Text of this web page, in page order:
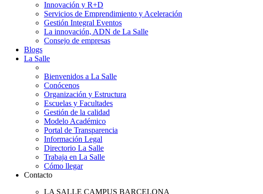
Innovación y R+D
Servicios de Emprendimiento y Aceleración
Gestión Integral Eventos
La innovación, ADN de La Salle
Consejo de empresas
Blogs
La Salle
Bienvenidos a La Salle
Conócenos
Organización y Estructura
Escuelas y Facultades
Gestión de la calidad
Modelo Académico
Portal de Transparencia
Información Legal
Directorio La Salle
Trabaja en La Salle
Cómo llegar
Contacto
LA SALLE CAMPUS BARCELONA